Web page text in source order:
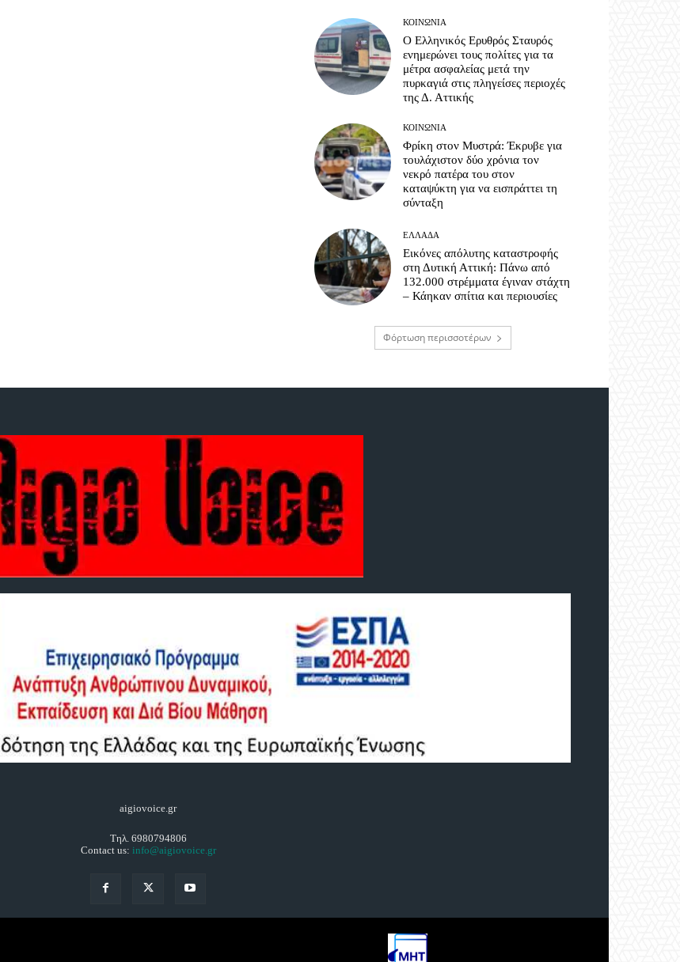
ΚΟΙΝΩΝΊΑ
Ο Ελληνικός Ερυθρός Σταυρός
ενημερώνει τους πολίτες για τα
μέτρα ασφαλείας μετά την
πυρκαγιά στις πληγείσες περιοχές
της Δ. Αττικής
ΚΟΙΝΩΝΊΑ
Φρίκη στον Μυστρά: Έκρυβε για
τουλάχιστον δύο χρόνια τον
νεκρό πατέρα του στον
καταψύκτη για να εισπράττει τη
σύνταξη
ΕΛΛΆΔΑ
Εικόνες απόλυτης καταστροφής
στη Δυτική Αττική: Πάνω από
132.000 στρέμματα έγιναν στάχτη
– Κάηκαν σπίτια και περιουσίες
Φόρτωση περισσοτέρων
aigiovoice.gr
Τηλ. 6980794806
Contact us: info@aigiovoice.gr